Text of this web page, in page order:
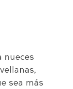
nueces
sea más